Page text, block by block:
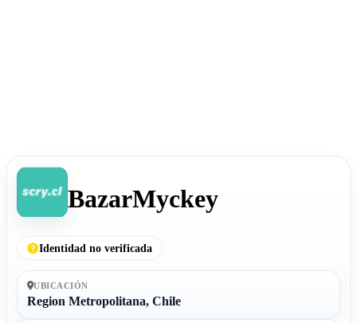
BazarMyckey
Identidad no verificada
UBICACIÓN
Region Metropolitana, Chile